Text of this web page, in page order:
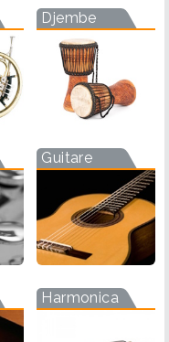
Djembe
Guitare
Harmonica